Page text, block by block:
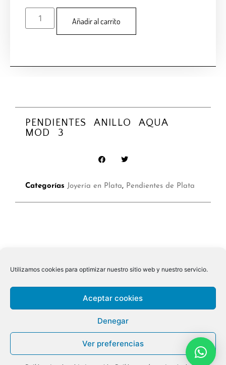
Utilizamos cookies para optimizar nuestro sitio web y nuestro servicio.
Aceptar cookies
Denegar
Ver preferencias
Añadir al carrito
PENDIENTES ANILLO AQUA
MOD 3
Categorías Joyería en Plata, Pendientes de Plata
© 2026 ALL RIGHTS RESERVED